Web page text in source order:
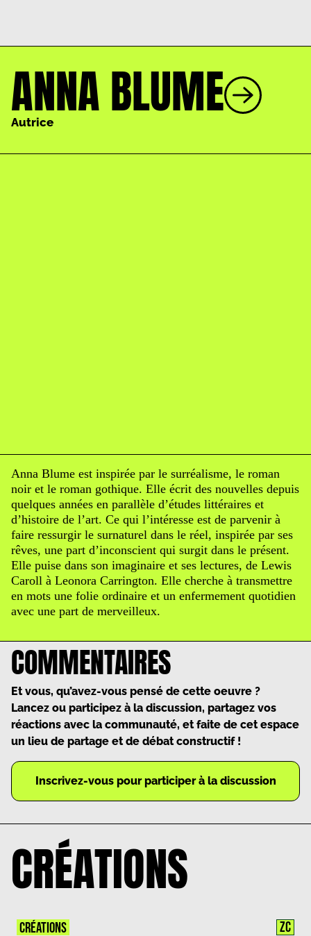
ANNA BLUME
Autrice
Anna Blume est inspirée par le surréalisme, le roman
noir et le roman gothique. Elle écrit des nouvelles depuis
quelques années en parallèle d’études littéraires et
d’histoire de l’art. Ce qui l’intéresse est de parvenir à
faire ressurgir le surnaturel dans le réel, inspirée par ses
rêves, une part d’inconscient qui surgit dans le présent.
Elle puise dans son imaginaire et ses lectures, de Lewis
Caroll à Leonora Carrington. Elle cherche à transmettre
en mots une folie ordinaire et un enfermement quotidien
avec une part de merveilleux.
COMMENTAIRES
Et vous, qu’avez-vous pensé de cette oeuvre ?
Lancez ou participez à la discussion, partagez vos
réactions avec la communauté, et faite de cet espace
un lieu de partage et de débat constructif !
Inscrivez-vous pour participer à la discussion
CRÉATIONS
CRÉATIONS ZC